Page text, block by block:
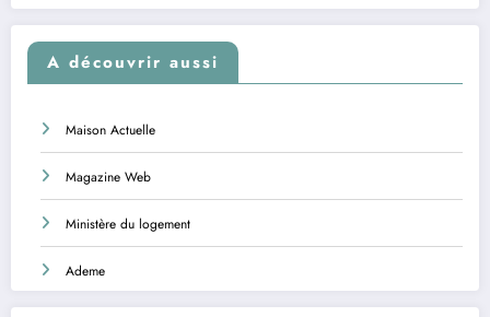
A découvrir aussi
Maison Actuelle
Magazine Web
Ministère du logement
Ademe